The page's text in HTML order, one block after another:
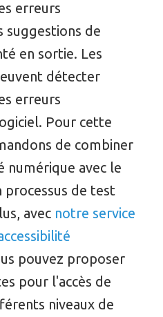
erreurs
suggestions de
en sortie. Les
détecter
erreurs
Pour cette
de combiner
numérique avec le
processus de test
avec notre service
pouvez proposer
pour l'accès de
niveaux de